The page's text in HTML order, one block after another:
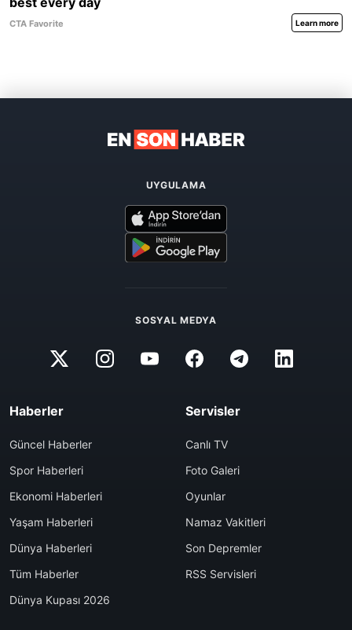
UYGULAMA
SOSYAL MEDYA
Haberler
Güncel Haberler
Spor Haberleri
Ekonomi Haberleri
Yaşam Haberleri
Dünya Haberleri
Tüm Haberler
Dünya Kupası 2026
Servisler
Canlı TV
Foto Galeri
Oyunlar
Namaz Vakitleri
Son Depremler
RSS Servisleri